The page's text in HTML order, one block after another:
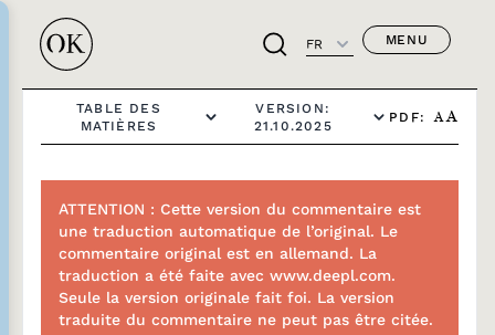
FR MENU
TABLE DES
MATIÈRES
VERSION:
21.10.2025
PDF: A A
ATTENTION : Cette version du commentaire est
une traduction automatique de l’original. Le
commentaire original est en allemand. La
traduction a été faite avec www.deepl.com.
Seule la version originale fait foi. La version
traduite du commentaire ne peut pas être citée.